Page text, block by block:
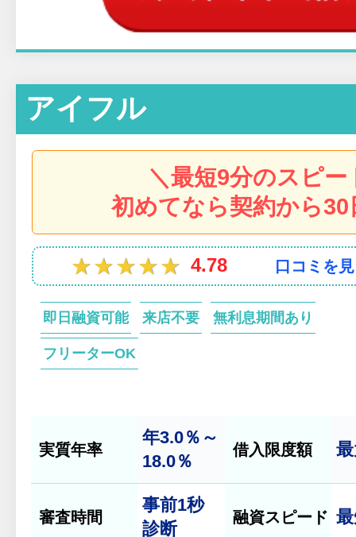
アイフル
＼最短9分のスピー
初めてなら契約から30
★★★★★
★★★★★ 4.78 口コミを
即日融資可能 来店不要 無利息期間あり
フリーターOK
実質年率
年3.0％～
18.0％
借入限度額
審査時間
事前1秒
診断
融資スピード